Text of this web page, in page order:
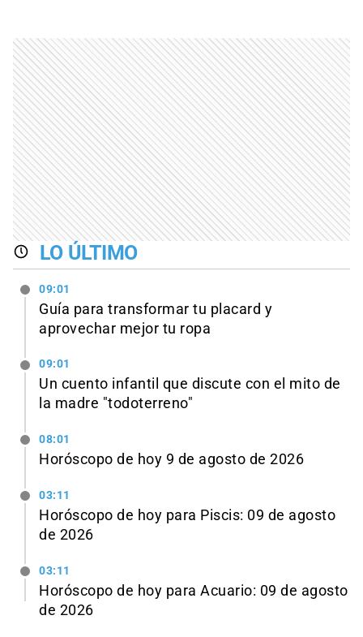
LO ÚLTIMO
09:01
Guía para transformar tu placard y
aprovechar mejor tu ropa
09:01
Un cuento infantil que discute con el mito de
la madre "todoterreno"
08:01
Horóscopo de hoy 9 de agosto de 2026
03:11
Horóscopo de hoy para Piscis: 09 de agosto
de 2026
03:11
Horóscopo de hoy para Acuario: 09 de agosto
de 2026